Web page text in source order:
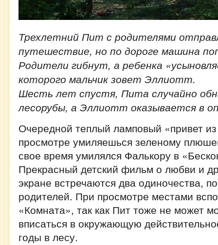
Трехлетний Пит с родителями
путешествие, но по дороге машина
Родители гибнут, а ребенка
которого мальчик зовет Эллиотт.
Шесть лет спустя, Пита случайно
лесорубы, а Эллиотт оказывается в
Очередной теплый ламповый «привет из
просмотре умиляешься зеленому
свое время умилялся Фалькору в
Прекрасный детский фильм о любви и
экране встречаются два одиночества,
родителей. При просмотре местами
«Комната», так как Пит тоже не может
вписаться в окружающую
годы в лесу.